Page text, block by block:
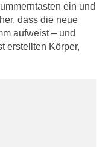
ein und
dass die neue
aufweist – und
erstellten Körper,